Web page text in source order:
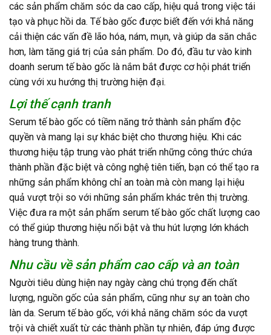
các sản phẩm chăm sóc da cao cấp, hiệu quả trong việc tái
tạo và phục hồi da. Tế bào gốc được biết đến với khả năng
cải thiện các vấn đề lão hóa, nám, mụn, và giúp da săn chắc
hơn, làm tăng giá trị của sản phẩm. Do đó, đầu tư vào kinh
doanh serum tế bào gốc là nắm bắt được cơ hội phát triển
cùng với xu hướng thị trường hiện đại.
Lợi thế cạnh tranh
Serum tế bào gốc có tiềm năng trở thành sản phẩm độc
quyền và mang lại sự khác biệt cho thương hiệu. Khi các
thương hiệu tập trung vào phát triển những công thức chứa
thành phần đặc biệt và công nghệ tiên tiến, bạn có thể tạo ra
những sản phẩm không chỉ an toàn mà còn mang lại hiệu
quả vượt trội so với những sản phẩm khác trên thị trường.
Việc đưa ra một sản phẩm serum tế bào gốc chất lượng cao
có thể giúp thương hiệu nổi bật và thu hút lượng lớn khách
hàng trung thành.
Nhu cầu về sản phẩm cao cấp và an toàn
Người tiêu dùng hiện nay ngày càng chú trọng đến chất
lượng, nguồn gốc của sản phẩm, cũng như sự an toàn cho
làn da. Serum tế bào gốc, với khả năng chăm sóc da vượt
trội và chiết xuất từ các thành phần tự nhiên, đáp ứng được